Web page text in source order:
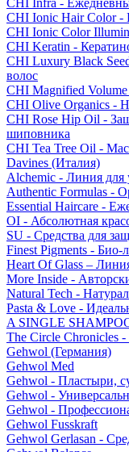
CHI Infra -
CHI Ionic Hair Color -
CHI Ionic Color
CHI Keratin -
CHI Luxury Black
волос
CHI Magnified
CHI Olive Organics -
CHI Rose Hip Oil -
шиповника
CHI Tea Tree Oil -
Davines (Италия)
Alchemic - Линия для
Authentic Formulas -
Essential Haircare -
OI - Абсолютная
SU - Средства для
Finest Pigments - Био-
Heart Of Glass –
More Inside -
Natural Tech -
Pasta & Love -
A SINGLE
The Circle Chronicles
Gehwol (Германия)
Gehwol Med
Gehwol - Пластыри,
Gehwol -
Gehwol -
Gehwol Fusskraft
Gehwol Gerlasan -